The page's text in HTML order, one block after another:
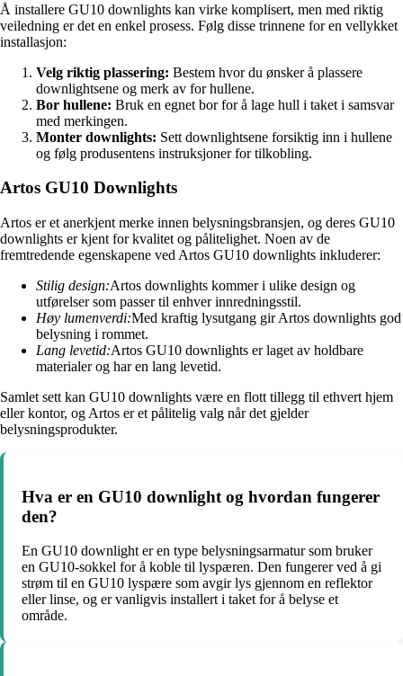
Å installere GU10 downlights kan virke komplisert, men med riktig
veiledning er det en enkel prosess. Følg disse trinnene for en vellykket
installasjon:
Velg riktig plassering: Bestem hvor du ønsker å plassere
downlightsene og merk av for hullene.
Bor hullene: Bruk en egnet bor for å lage hull i taket i samsvar
med merkingen.
Monter downlights: Sett downlightsene forsiktig inn i hullene
og følg produsentens instruksjoner for tilkobling.
Artos GU10 Downlights
Artos er et anerkjent merke innen belysningsbransjen, og deres GU10
downlights er kjent for kvalitet og pålitelighet. Noen av de
fremtredende egenskapene ved Artos GU10 downlights inkluderer:
Stilig design:Artos downlights kommer i ulike design og
utførelser som passer til enhver innredningsstil.
Høy lumenverdi:Med kraftig lysutgang gir Artos downlights god
belysning i rommet.
Lang levetid:Artos GU10 downlights er laget av holdbare
materialer og har en lang levetid.
Samlet sett kan GU10 downlights være en flott tillegg til ethvert hjem
eller kontor, og Artos er et pålitelig valg når det gjelder
belysningsprodukter.
Hva er en GU10 downlight og hvordan fungerer
den?
En GU10 downlight er en type belysningsarmatur som bruker
en GU10-sokkel for å koble til lyspæren. Den fungerer ved å gi
strøm til en GU10 lyspære som avgir lys gjennom en reflektor
eller linse, og er vanligvis installert i taket for å belyse et
område.